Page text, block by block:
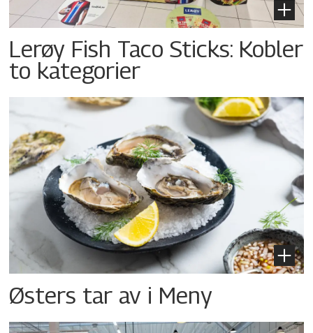
Lerøy Fish Taco Sticks: Kobler
to kategorier
Østers tar av i Meny